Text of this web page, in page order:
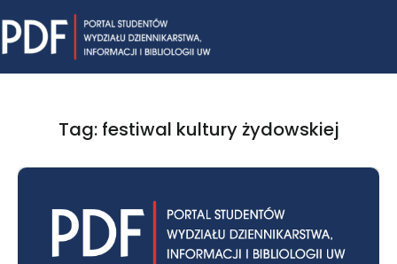
to
content
Tag: festiwal kultury żydowskiej